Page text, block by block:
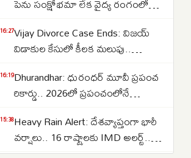
శాస్త్రవేత్తలు..
16:27Vijay Divorce Case Ends: విజయ్
విడాకుల కేసులో కీలక మలుపు..
సంగీత..కేసును కొట్టివేసిన కోర్టు
16:19Dhurandhar: ధురంధర్ మూవీ ప్రపంచ
రికార్డు.. 2026లో ప్రపంచంలోనే
చిత్రంగా హిస్టరీ క్రియేట్..
15:38Heavy Rain Alert: దేశవ్యాప్తంగా భారీ
వర్షాలు.. 16 రాష్ట్రాలకు IMD అలర్ట్..
ఒడిశా-కేరళకు రెడ్ వార్నింగ్.. దక్షిణాది